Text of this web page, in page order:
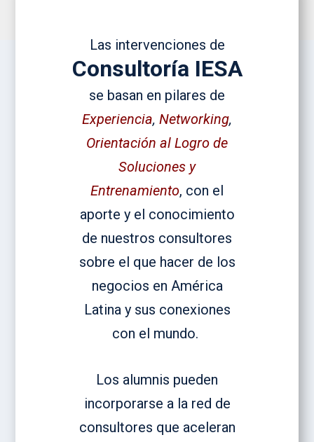
Las intervenciones de
Consultoría IESA
se basan en pilares de
Experiencia, Networking,
Orientación al Logro de
Soluciones y
Entrenamiento, con el
aporte y el conocimiento
de nuestros consultores
sobre el que hacer de los
negocios en América
Latina y sus conexiones
con el mundo.
Los alumnis pueden
incorporarse a la red de
consultores que aceleran